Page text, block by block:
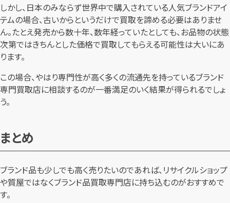
しかし、日本のみならず世界中で購入されている人気ブランドアイ
テムの場合、古いからというだけで買取を諦める必要はありませ
ん。たとえ発売から数十年、数年経っていたとしても、お品物の状態
次第ではきちんとした価格で買取してもらえる可能性は大いにあ
ります。
この場合、やはり専門性が高く多くの流通先を持っているブランド
専門買取店に相談するのが一番満足のいく結果が得られるでしょ
う。
まとめ
ブランド品も少しでも高く売りたいのであれば、リサイクルショップ
や質屋ではなくブランド品買取専門店に持ち込むのがおすすめで
す。